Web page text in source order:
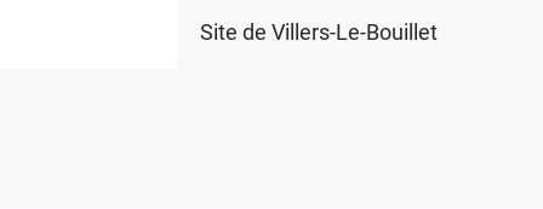
Site de Villers-Le-Bouillet